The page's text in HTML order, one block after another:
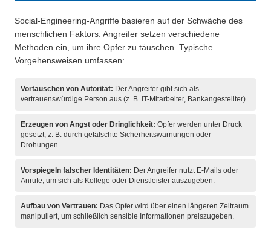
Social-Engineering-Angriffe basieren auf der Schwäche des
menschlichen Faktors. Angreifer setzen verschiedene
Methoden ein, um ihre Opfer zu täuschen. Typische
Vorgehensweisen umfassen:
Vortäuschen von Autorität: Der Angreifer gibt sich als
vertrauenswürdige Person aus (z. B. IT-Mitarbeiter, Bankangestellter).
Erzeugen von Angst oder Dringlichkeit: Opfer werden unter Druck
gesetzt, z. B. durch gefälschte Sicherheitswarnungen oder
Drohungen.
Vorspiegeln falscher Identitäten: Der Angreifer nutzt E-Mails oder
Anrufe, um sich als Kollege oder Dienstleister auszugeben.
Aufbau von Vertrauen: Das Opfer wird über einen längeren Zeitraum
manipuliert, um schließlich sensible Informationen preiszugeben.